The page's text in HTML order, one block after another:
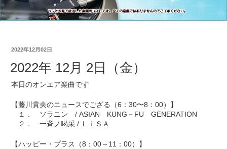
2022年12月02日
2022年 12月 2日（金）
本日のオンエア楽曲です
【藤川貴央のニュースでござる（6：30〜8：00）】
１． ソラニン / ASIAN KUNG－FU GENERATION
２． 一斉ノ喝采 / ＬｉＳＡ
【ハッピー・プラス（8：00～11：00）】